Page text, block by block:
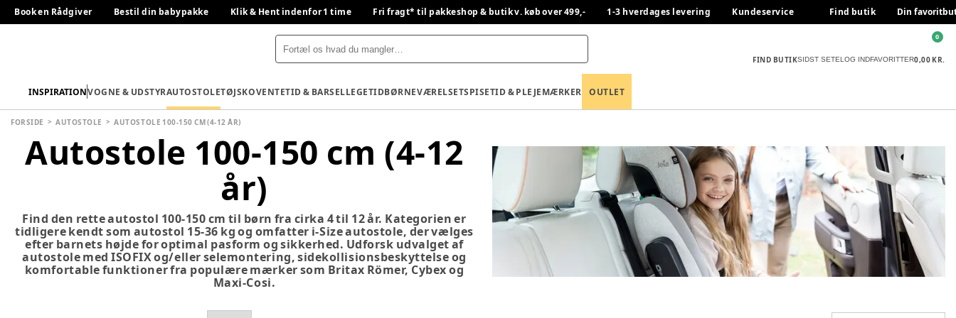
Book en Rådgiver Bestil din babypakke Klik & Hent indenfor 1 time Fri fragt* til pakkeshop & butik v. køb over 499,- 1-3 hverdages levering Kundeservice Find butik Din
FIND BUTIKSIDST SETELOG INDFAVORITTER0,00 KR.
0
INSPIRATIONVOGNE & UDSTYRAUTOSTOLETØJSKOVENTETID & BARSELLEGETIDBØRNEVÆRELSETSPISETID & PLEJEMÆRKER OUTLET
FORSIDE AUTOSTOLE AUTOSTOLE 100-150 CM (4-12 ÅR)
Autostole 100-150 cm (4-12
år)
Find den rette autostol 100-150 cm til børn fra cirka 4 til 12 år. Kategorien er
tidligere kendt som autostol 15-36 kg og omfatter i-Size autostole, der vælges
efter barnets højde for optimal pasform og sikkerhed. Udforsk udvalget af
autostole med ISOFIX og/eller selemontering, sidekollisionsbeskyttelse og
komfortable funktioner fra populære mærker som Britax Römer, Cybex og
Maxi-Cosi.